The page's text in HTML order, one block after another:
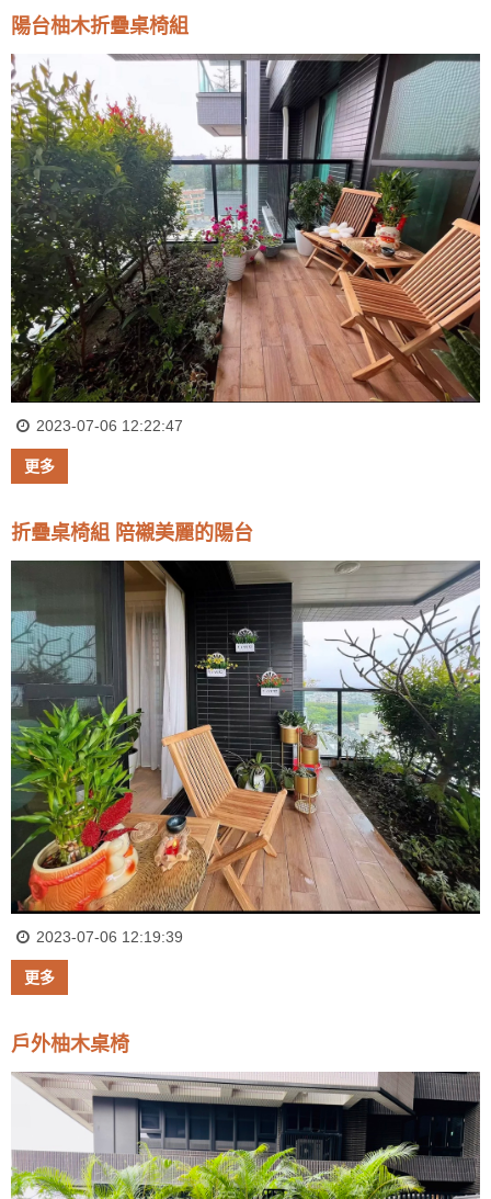
陽台柚木折疊桌椅組
2023-07-06 12:22:47
更多
折疊桌椅組 陪襯美麗的陽台
2023-07-06 12:19:39
更多
戶外柚木桌椅